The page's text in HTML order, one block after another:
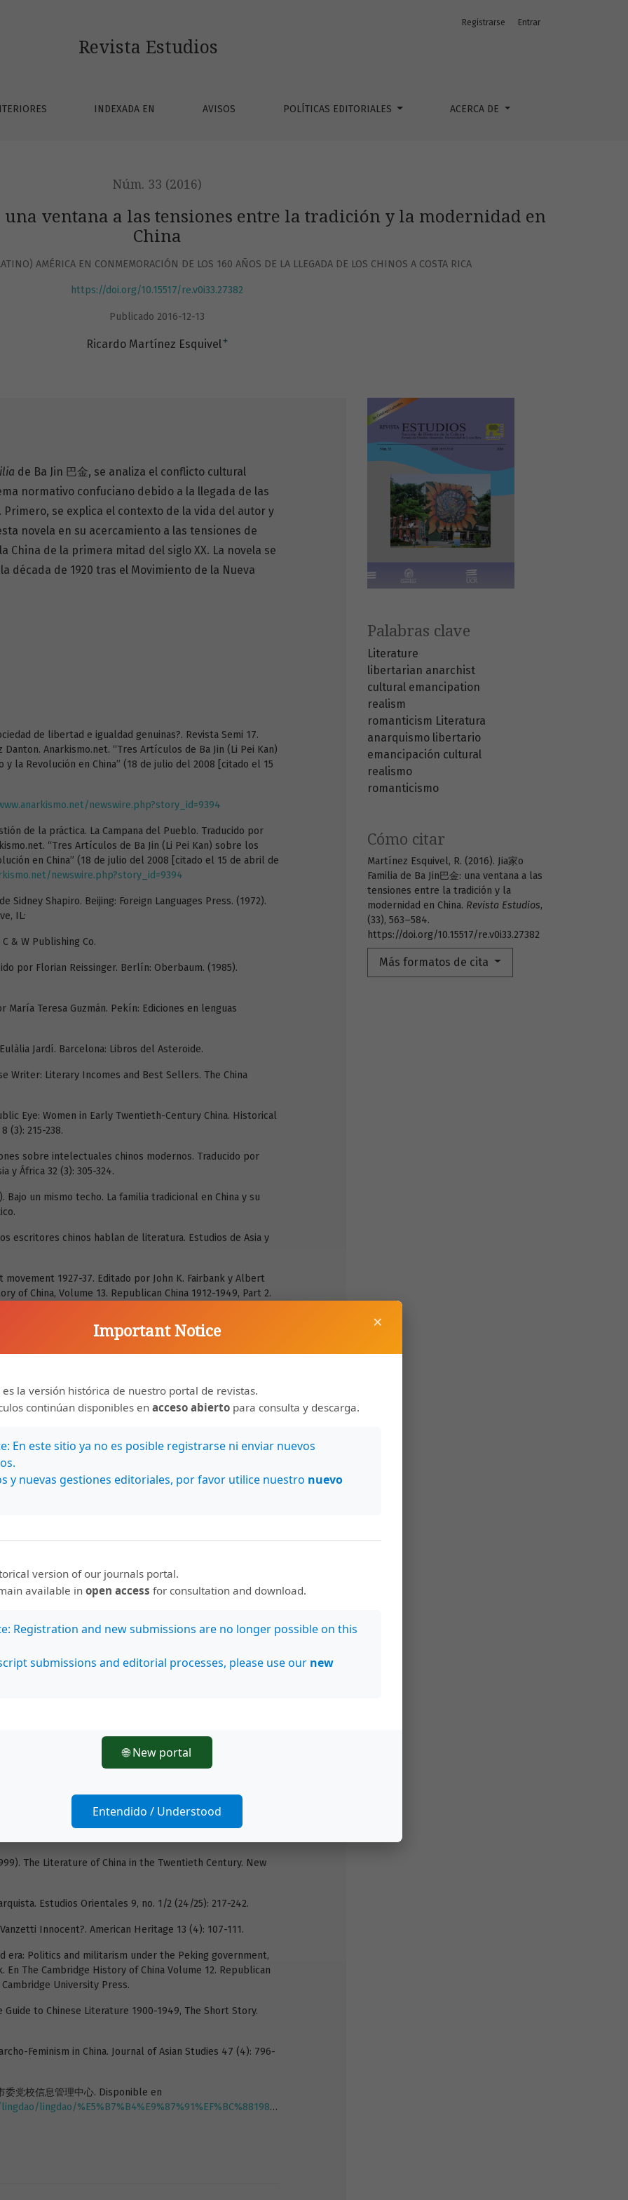
tensiones entre la tradición y la modernidad en China
Revista Estudios
INDEXADA EN AVISOS POLÍTICAS EDITORIALES ACERCA DE
Registrarse Entrar
Núm. 33 (2016)
una ventana a las tensiones entre la tradición y la modernidad en
China
AMÉRICA EN CONMEMORACIÓN DE LOS 160 AÑOS DE LA LLEGADA DE LOS CHINOS A COSTA RICA
https://doi.org/10.15517/re.v0i33.27382
Publicado 2016-12-13
Ricardo Martínez Esquivel +
Palabras clave
Literature
libertarian anarchist
cultural emancipation
realism
romanticism Literatura
anarquismo libertario
emancipación cultural
realismo
romanticismo
Cómo citar
Martínez Esquivel, R. (2016). Jia家o
Familia de Ba Jin巴金: una ventana a las
tensiones entre la tradición y la
modernidad en China. Revista Estudios,
(33), 563–584.
https://doi.org/10.15517/re.v0i33.27382
Más formatos de cita
de Ba Jin 巴金, se analiza el conflicto cultural
normativo confuciano debido a la llegada de las
se explica el contexto de la vida del autor y
novela en su acercamiento a las tensiones de
China de la primera mitad del siglo XX. La novela se
década de 1920 tras el Movimiento de la Nueva
de libertad e igualdad genuinas?. Revista Semi 17.
Anarkismo.net. “Tres Artículos de Ba Jin (Li Pei Kan)
la Revolución en China” (18 de julio del 2008 [citado el 15
newswire.php?story_id=9394
de la práctica. La Campana del Pueblo. Traducido por
“Tres Artículos de Ba Jin (Li Pei Kan) sobre los
en China” (18 de julio del 2008 [citado el 15 de abril de
newswire.php?story_id=9394
Sidney Shapiro. Beijing: Foreign Languages Press. (1972).
IL:
& W Publishing Co.
por Florian Reissinger. Berlín: Oberbaum. (1985).
María Teresa Guzmán. Pekín: Ediciones en lenguas
Jardí. Barcelona: Libros del Asteroide.
Writer: Literary Incomes and Best Sellers. The China
Eye: Women in Early Twentieth-Century China. Historical
(3): 215-238.
sobre intelectuales chinos modernos. Traducido por
y África 32 (3): 305-324.
Bajo un mismo techo. La familia tradicional en China y su
escritores chinos hablan de literatura. Estudios de Asia y
movement 1927-37. Editado por John K. Fairbank y Albert
of China, Volume 13. Republican China 1912-1949, Part 2.
Movement 1919-1927. Stanford, CA: Stanford
Intellectual Revolution in Modern China. Harvard
A Selective Guide to Chinese Literature 1900-1949, The
同盟会 y Zhigongtang 致公党. El proyecto de
ultramar (1894-1911). REHMLAC+ 7 (2): 158-177.
index.php/rehmlac/article/view/19950/20106
from the reform movement to the may fourth
K. Fairbank. En The Cambridge History of China Volume
1. Cambridge: Cambridge University Press.
face cachée de la révolution chinoise. Le Mouvement
Fiction. New Haven and London: Yale University
Xihe 陈西禾 . Disponible en
and notes to Ba Jin's Jia: an aid for reading the novel. New
Cambridge, MA: Harvard University Press.
his time: Chinese youth of the transitional period. Michigan:
1978.
Literature. Chinese Literature: Essays, Articles, Reviews
The Literature of China in the Twentieth Century. New
Estudios Orientales 9, no. 1/2 (24/25): 217-242.
Innocent?. American Heritage 13 (4): 107-111.
era: Politics and militarism under the Peking government,
En The Cambridge History of China Volume 12. Republican
Cambridge University Press.
to Chinese Literature 1900-1949, The Short Story.
Feminism in China. Journal of Asian Studies 47 (4): 796-
委党校信息管理中心. Disponible en
%E5%B7%B4%E9%87%91%EF%BC%881983%EF%BC%89.jpg
×
Important Notice
es la versión histórica de nuestro portal de revistas.
continúan disponibles en acceso abierto para consulta y descarga.
En este sitio ya no es posible registrarse ni enviar nuevos
y nuevas gestiones editoriales, por favor utilice nuestro nuevo
version of our journals portal.
available inopen access for consultation and download.
Registration and new submissions are no longer possible on this
submissions and editorial processes, please use our new
🌐 New portal
Entendido / Understood